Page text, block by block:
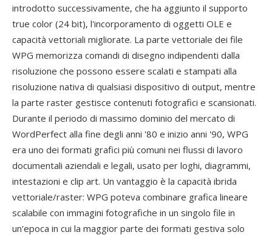
introdotto successivamente, che ha aggiunto il supporto
true color (24 bit), l'incorporamento di oggetti OLE e
capacità vettoriali migliorate. La parte vettoriale dei file
WPG memorizza comandi di disegno indipendenti dalla
risoluzione che possono essere scalati e stampati alla
risoluzione nativa di qualsiasi dispositivo di output, mentre
la parte raster gestisce contenuti fotografici e scansionati.
Durante il periodo di massimo dominio del mercato di
WordPerfect alla fine degli anni '80 e inizio anni '90, WPG
era uno dei formati grafici più comuni nei flussi di lavoro
documentali aziendali e legali, usato per loghi, diagrammi,
intestazioni e clip art. Un vantaggio è la capacità ibrida
vettoriale/raster: WPG poteva combinare grafica lineare
scalabile con immagini fotografiche in un singolo file in
un'epoca in cui la maggior parte dei formati gestiva solo